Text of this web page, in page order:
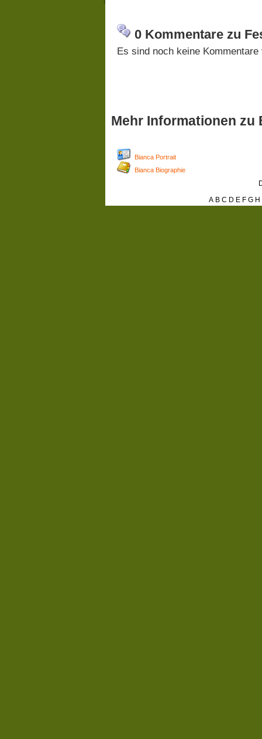
0 Kommentare zu
Es sind noch keine
Mehr Informationen zu
Bianca Portrait
Bianca Biographie
A B C D E F G H